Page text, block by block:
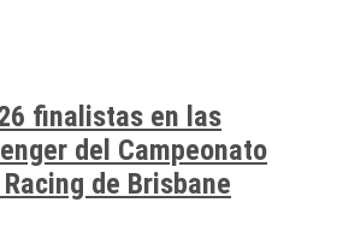
finalistas en las
del Campeonato
de Brisbane